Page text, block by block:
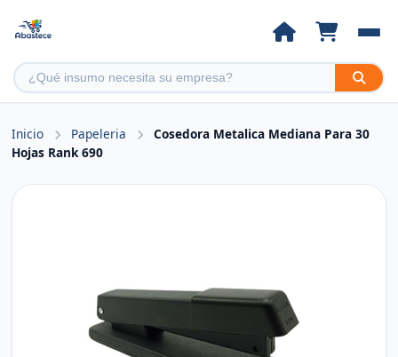
Inicio Papeleria
Cosedora Metalica Mediana Para 30
Hojas Rank 690